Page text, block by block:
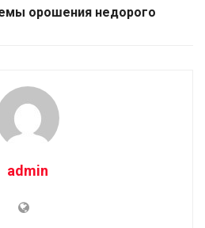
орошения недорого
admin